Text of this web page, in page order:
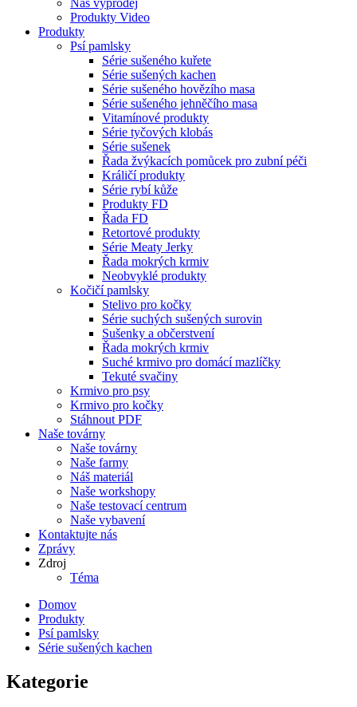
Náš výprodej
Produkty Video
Produkty
Psí pamlsky
Série sušeného kuřete
Série sušených kachen
Série sušeného hovězího masa
Série sušeného jehněčího masa
Vitamínové produkty
Série tyčových klobás
Série sušenek
Řada žvýkacích pomůcek pro zubní péči
Králičí produkty
Série rybí kůže
Produkty FD
Řada FD
Retortové produkty
Série Meaty Jerky
Řada mokrých krmiv
Neobvyklé produkty
Kočičí pamlsky
Stelivo pro kočky
Série suchých sušených surovin
Sušenky a občerstvení
Řada mokrých krmiv
Suché krmivo pro domácí mazlíčky
Tekuté svačiny
Krmivo pro psy
Krmivo pro kočky
Stáhnout PDF
Naše továrny
Naše továrny
Naše farmy
Náš materiál
Naše workshopy
Naše testovací centrum
Naše vybavení
Kontaktujte nás
Zprávy
Zdroj
Téma
Domov
Produkty
Psí pamlsky
Série sušených kachen
Kategorie